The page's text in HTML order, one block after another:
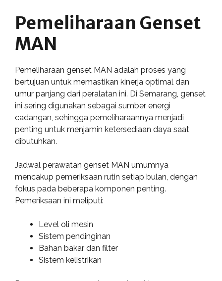
Pemeliharaan Genset
MAN
Pemeliharaan genset MAN adalah proses yang
bertujuan untuk memastikan kinerja optimal dan
umur panjang dari peralatan ini. Di Semarang, genset
ini sering digunakan sebagai sumber energi
cadangan, sehingga pemeliharaannya menjadi
penting untuk menjamin ketersediaan daya saat
dibutuhkan.
Jadwal perawatan genset MAN umumnya
mencakup pemeriksaan rutin setiap bulan, dengan
fokus pada beberapa komponen penting.
Pemeriksaan ini meliputi:
Level oli mesin
Sistem pendinginan
Bahan bakar dan filter
Sistem kelistrikan